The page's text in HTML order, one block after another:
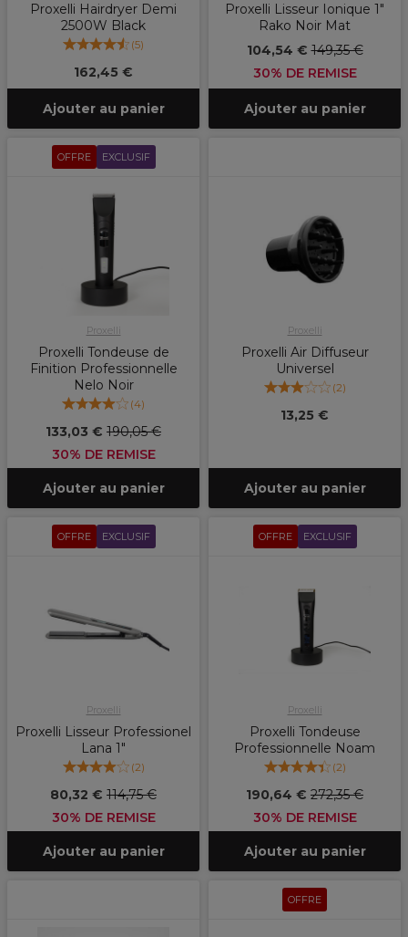
Proxelli Hairdryer Demi
2500W Black
(5)
162,45 €
Ajouter au panier
Proxelli Lisseur Ionique 1"
Rako Noir Mat
104,54 €149,35 €
30% DE REMISE
Ajouter au panier
OFFRE EXCLUSIF
Proxelli
Proxelli Tondeuse de
Finition Professionnelle
Nelo Noir
(4)
133,03 € 190,05 €
30% DE REMISE
Ajouter au panier
Proxelli
Proxelli Air Diffuseur
Universel
(2)
13,25 €
Ajouter au panier
OFFRE EXCLUSIF
Proxelli
Proxelli Lisseur Professionel
Lana 1"
(2)
80,32 € 114,75 €
30% DE REMISE
Ajouter au panier
OFFRE EXCLUSIF
Proxelli
Proxelli Tondeuse
Professionnelle Noam
(2)
190,64 € 272,35 €
30% DE REMISE
Ajouter au panier
OFFRE